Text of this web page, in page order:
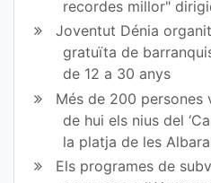
ok
recordes millor"
Joventut Dénia
gratuïta de
de 12 a 30 anys
Més de 200 persones
de hui els nius del
la platja de les
Els programes de